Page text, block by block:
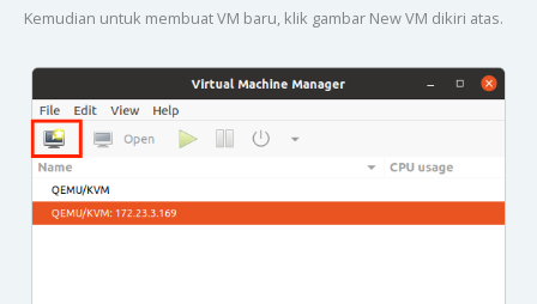
Kemudian untuk membuat VM baru, klik gambar New VM dikiri atas.